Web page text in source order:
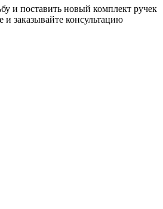
и поставить новый комплект ручек
заказывайте консультацию